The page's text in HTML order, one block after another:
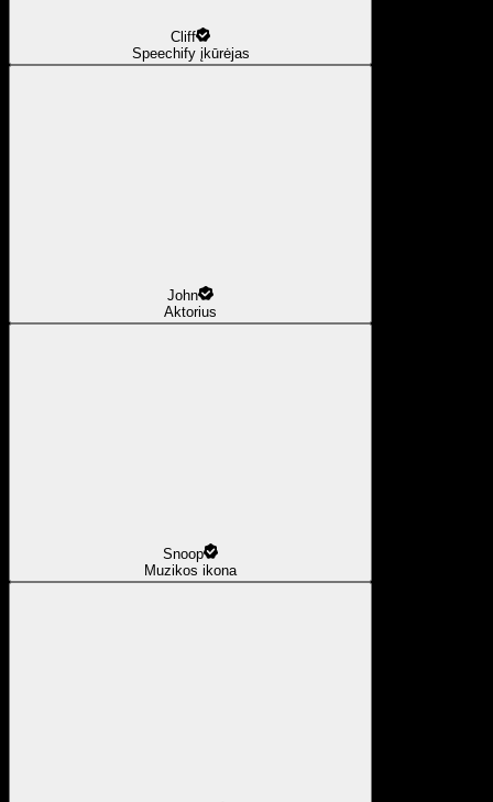
Cliff
Speechify įkūrėjas
John
Aktorius
Snoop
Muzikos ikona